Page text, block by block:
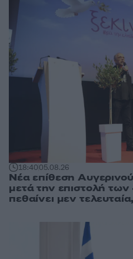
18:4005.08.26
Νέα επίθεση
μετά την επιστολή
πεθαίνει μεν